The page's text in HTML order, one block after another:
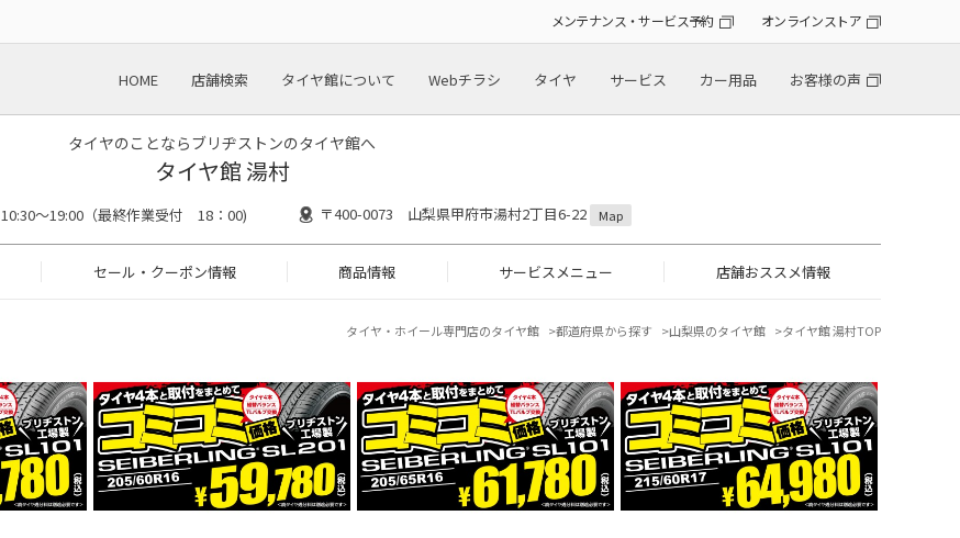
メンテナンス・サービス予約 オンラインストア
HOME 店舗検索 タイヤ館について Webチラシ タイヤ サービス カー用品 お客様の声
タイヤのことならブリヂストンのタイヤ館へ
タイヤ館 湯村
10:30～19:00（最終作業受付 18：00) 〒400-0073 山梨県甲府市湯村2丁目6-22 Map
セール・クーポン情報 商品情報 サービスメニュー 店舗おススメ情報
タイヤ・ホイール専門店のタイヤ館 都道府県から探す 山梨県のタイヤ館 タイヤ館 湯村TOP